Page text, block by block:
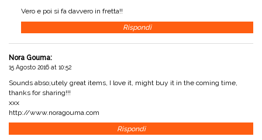
Vero e poi si fa davvero in fretta!!
Rispondi
Nora Gouma:
15 Agosto 2016 at 10:52
Sounds abso;utely great items, I love it, might buy it in the coming time,
thanks for sharing!!!
xxx
http://www.noragouma.com
Rispondi